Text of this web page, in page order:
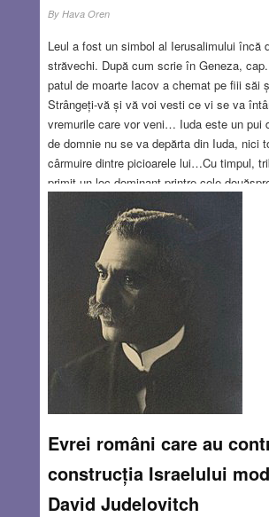
By Hava Oren
Leul a fost un simbol al Ierusalimului încă
străvechi. După cum scrie în Geneza,
patul de moarte Iacov a chemat pe fiii săi
Strângeți-vă și vă voi vesti ce vi se va
vremurile care vor veni… Iuda este un pui
de domnie nu se va depărta din Iuda, nici
cârmuire dintre picioarele lui…Cu timpul,
primit un loc dominant printre cele
lui Israel, regii David și Solomon au
Iuda, regele David a stabilit capitala
Ierusalim. De atunci Ierusalimul a rămas
capitala noastră, chiar dacă timp de multe
lucru nu era o realitate fizică ci se afla
evreilor răspândiți prin lume. Iar leul a
Ierusalimului chiar și atunci!
AUG 9, 2018
Evrei români care au
construcția Israelului
David Judelovitch